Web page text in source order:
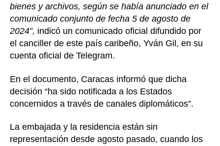
bienes y archivos, según se había anunciado en el
comunicado conjunto de fecha 5 de agosto de
2024”, indicó un comunicado oficial difundido por
el canciller de este país caribeño, Yván Gil, en su
cuenta oficial de Telegram.
En el documento, Caracas informó que dicha
decisión “ha sido notificada a los Estados
concernidos a través de canales diplomáticos”.
La embajada y la residencia están sin
representación desde agosto pasado, cuando los